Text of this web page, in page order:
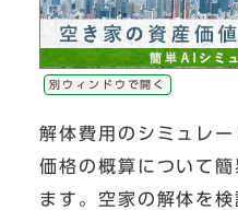
別ウィンドウで開く
解体費用のシミュレ
価格の概算について
ます。空家の解体を